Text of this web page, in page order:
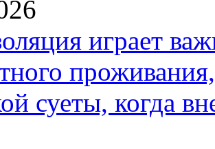
играет
суеты, когда